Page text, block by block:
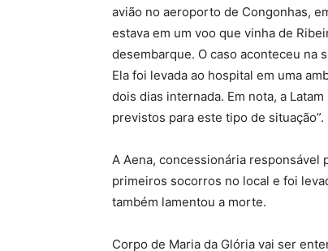
avião no aeroporto de Congonhas,
estava em um voo que vinha de
desembarque. O caso aconteceu na
Ela foi levada ao hospital em uma
dois dias internada. Em nota, a
previstos para este tipo de situação”.
A Aena, concessionária
primeiros socorros no local e foi
também lamentou a morte.
Corpo de Maria da Glória vai ser